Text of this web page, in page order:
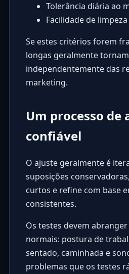
Tolerância diária ao
Facilidade de
Se estes critérios forem
longas geralmente
independentemente das
marketing.
Um processo de
confiável
O ajuste geralmente é
suposições
curtos e refine com base
consistentes.
Os testes devem
normais: postura de
sentado, caminhada e
problemas que os testes